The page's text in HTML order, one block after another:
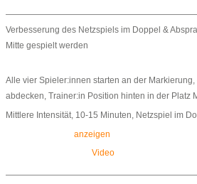
Verbesserung des Netzspiels im Doppel &
Mitte gespielt werden
Alle vier Spieler:innen starten an der
abdecken, Trainer:in Position hinten in der Platz
Mittlere Intensität, 10-15 Minuten, Netzspiel im
anzeigen
Video